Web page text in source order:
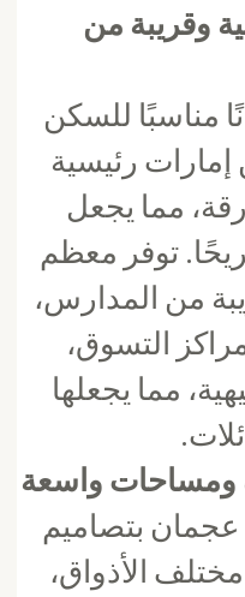
وقريبة من
مناسبًا للسكن
رئيسية
مما يجعل
توفر معظم
من المدارس،
التسوق،
مما يجعلها
ومساحات واسعة
عجمان بتصاميم
الأذواق،